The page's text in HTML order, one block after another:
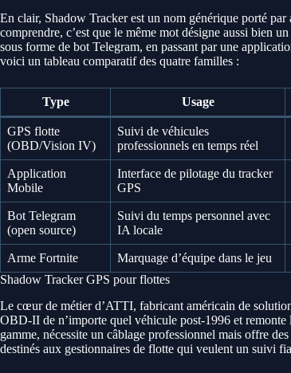
En clair, Shadow Tracker est un nom générique porté
comprendre, c’est que le même mot désigne aussi bien
sous forme de bot Telegram, en passant par une
voici un tableau comparatif des quatre familles :
Type Usage
GPS flotte
(OBD/Vision IV)
Suivi de véhicules
professionnels en temps réel
Application
Mobile
Interface de pilotage du tracker
GPS
Bot Telegram
(open source)
Suivi du temps personnel avec
IA locale
Arme Fortnite Marquage d’équipe dans le jeu
Shadow Tracker GPS pour flottes
Le cœur de métier d’ATTI, fabricant américain de
OBD-II de n’importe quel véhicule post-1996 et
gamme, nécessite un câblage professionnel mais offre
destinés aux gestionnaires de flotte qui veulent un suivi